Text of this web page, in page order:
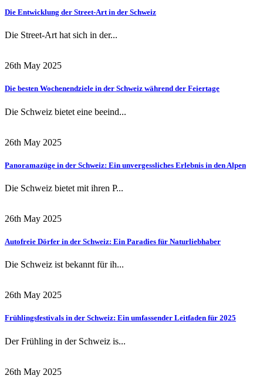
Die Entwicklung der Street-Art in der Schweiz
Die Street-Art hat sich in der...
26th May 2025
Die besten Wochenendziele in der Schweiz während der Feiertage
Die Schweiz bietet eine beeind...
26th May 2025
Panoramazüge in der Schweiz: Ein unvergessliches Erlebnis in den Alpen
Die Schweiz bietet mit ihren P...
26th May 2025
Autofreie Dörfer in der Schweiz: Ein Paradies für Naturliebhaber
Die Schweiz ist bekannt für ih...
26th May 2025
Frühlingsfestivals in der Schweiz: Ein umfassender Leitfaden für 2025
Der Frühling in der Schweiz is...
26th May 2025